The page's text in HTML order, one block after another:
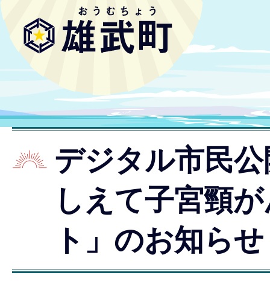
デジタル市民
しえて子宮頸
ト」のお知らせ